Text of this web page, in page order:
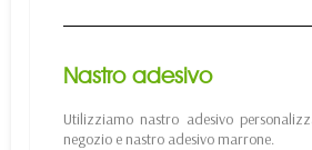
Nastro adesivo
Utilizziamo nastro adesivo
negozio e nastro adesivo marrone.